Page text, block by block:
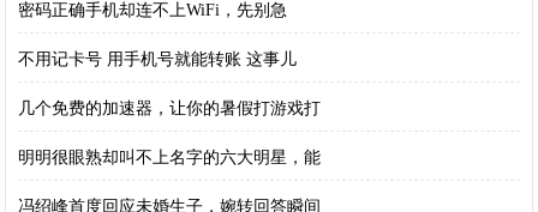
密码正确手机却连不上WiFi，先别急
不用记卡号 用手机号就能转账 这事儿
几个免费的加速器，让你的暑假打游戏打
明明很眼熟却叫不上名字的六大明星，能
冯绍峰首度回应未婚生子，婉转回答瞬间